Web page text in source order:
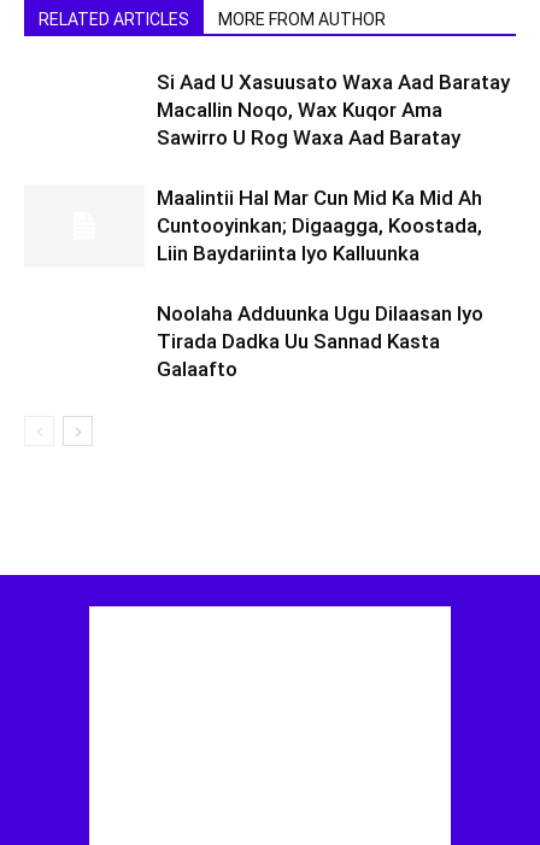
RELATED ARTICLES MORE FROM AUTHOR
Si Aad U Xasuusato Waxa Aad Baratay
Macallin Noqo, Wax Kuqor Ama
Sawirro U Rog Waxa Aad Baratay
Maalintii Hal Mar Cun Mid Ka Mid Ah
Cuntooyinkan; Digaagga, Koostada,
Liin Baydariinta Iyo Kalluunka
Noolaha Adduunka Ugu Dilaasan Iyo
Tirada Dadka Uu Sannad Kasta
Galaafto